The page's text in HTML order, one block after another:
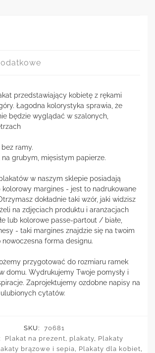
przedstawiający kobietę z rękami
Łagodna kolorystyka sprawia, że
będzie wyglądać w szalonych,
ramy.
grubym, mięsistym papierze.
w naszym sklepie posiadają
kolorowy margines - jest to nadrukowane
dokładnie taki wzór, jaki widzisz
na zdjęciach produktu i aranżacjach
lub kolorowe passe-partout / białe,
- taki margines znajdzie się na twoim
nowoczesna forma designu.
przygotować do rozmiaru ramek
domu. Wydrukujemy Twoje pomysły i
Zaprojektujemy ozdobne napisy na
cytatów.
SKU:
70681
Plakat na prezent plakaty, Plakaty
brązowe i sepia Plakaty dla kobiet